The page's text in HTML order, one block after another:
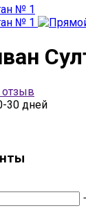
отзыв
30 дней